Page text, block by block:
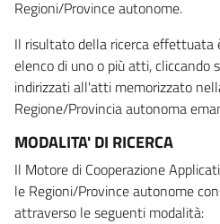
Regioni/Province autonome.
Il risultato della ricerca effettuata
elenco di uno o più atti, cliccando
indirizzati all'atti memorizzato
Regione/Provincia autonoma
MODALITA' DI RICERCA
Il Motore di Cooperazione
le Regioni/Province autonome
attraverso le seguenti modalità: